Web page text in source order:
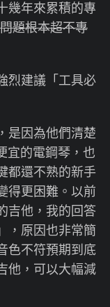
幾年來累積的專
題根本超不專
建議「工具必
因為他們清楚
宜的電鋼琴，也
都還不熟的新手
得更困難。以前
吉他，我的回答
，原因也非常簡
色不符預期到底
他，可以大幅減